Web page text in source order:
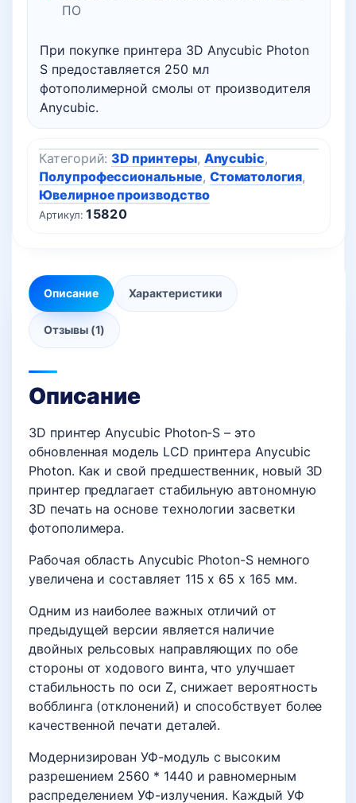
ПО
При покупке принтера 3D Anycubic Photon
S предоставляется 250 мл
фотополимерной смолы от производителя
Anycubic.
Артикул:15820
Категорий: 3D принтеры, Anycubic,
Полупрофессиональные, Стоматология,
Ювелирное производство
Описание Характеристики
Отзывы (1)
Описание
3D принтер Anycubic Photon-S – это
обновленная модель LCD принтера Anycubic
Photon. Как и свой предшественник, новый 3D
принтер предлагает стабильную автономную
3D печать на основе технологии засветки
фотополимера.
Рабочая область Anycubic Photon-S немного
увеличена и составляет 115 х 65 х 165 мм.
Одним из наиболее важных отличий от
предыдущей версии является наличие
двойных рельсовых направляющих по обе
стороны от ходового винта, что улучшает
стабильность по оси Z, снижает вероятность
вобблинга (отклонений) и способствует более
качественной печати деталей.
Модернизирован УФ-модуль с высоким
разрешением 2560 * 1440 и равномерным
распределением УФ-излучения. Каждый УФ